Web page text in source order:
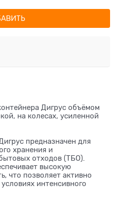
Дигрус объёмом
на колесах, усиленной
предназначен для
хранения и
отходов (ТБО).
высокую
что позволяет активно
интенсивного